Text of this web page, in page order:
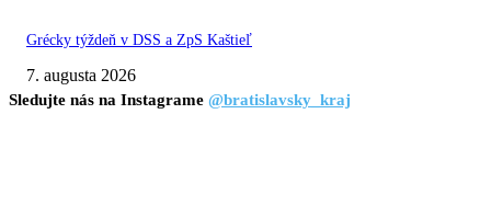
Grécky týždeň v DSS a ZpS Kaštieľ
7. augusta 2026
Sledujte nás na Instagrame @bratislavsky_kraj